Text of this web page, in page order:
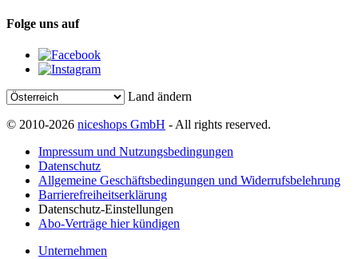
Folge uns auf
Land ändern
© 2010-2026 niceshops GmbH - All rights reserved.
Impressum und Nutzungsbedingungen
Datenschutz
Allgemeine Geschäftsbedingungen und Widerrufsbelehrung
Barrierefreiheitserklärung
Datenschutz-Einstellungen
Abo-Verträge hier kündigen
Unternehmen